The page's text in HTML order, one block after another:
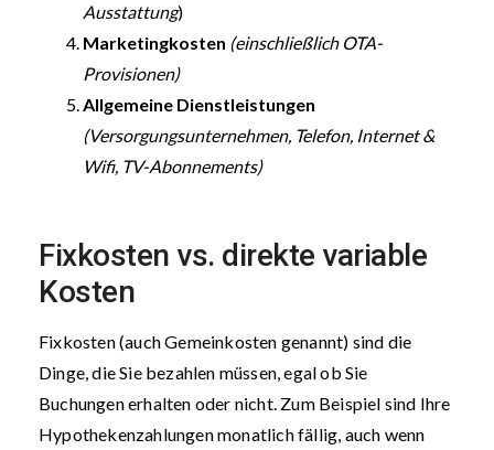
Ausstattung)
Marketingkosten (einschließlich OTA-
Provisionen)
Allgemeine Dienstleistungen
(Versorgungsunternehmen, Telefon, Internet &
Wifi, TV-Abonnements)
Fixkosten vs. direkte variable
Kosten
Fixkosten (auch Gemeinkosten genannt) sind die
Dinge, die Sie bezahlen müssen, egal ob Sie
Buchungen erhalten oder nicht. Zum Beispiel sind Ihre
Hypothekenzahlungen monatlich fällig, auch wenn